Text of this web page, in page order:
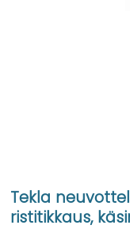
Tekla
ristitikkaus,